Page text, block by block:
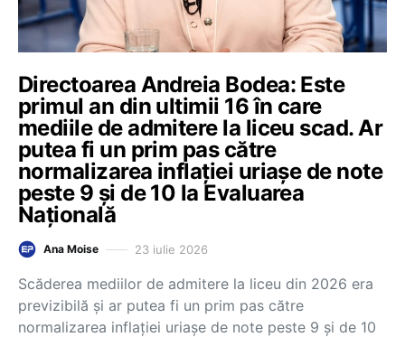
Directoarea Andreia Bodea: Este
primul an din ultimii 16 în care
mediile de admitere la liceu scad. Ar
putea fi un prim pas către
normalizarea inflației uriașe de note
peste 9 și de 10 la Evaluarea
Națională
Ana Moise 23 iulie 2026
Scăderea mediilor de admitere la liceu din 2026 era
previzibilă și ar putea fi un prim pas către
normalizarea inflației uriașe de note peste 9 și de 10